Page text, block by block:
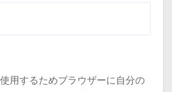
用するためブラウザーに自分の